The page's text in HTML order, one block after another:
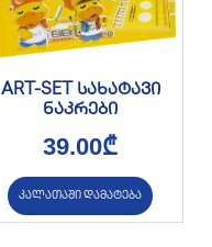
ART-SET სახატავი
ნაკრები
39.00₾
კალათაში დამატება